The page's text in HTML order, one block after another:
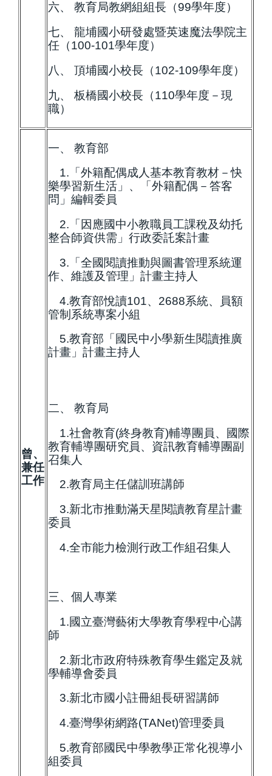
六、 教育局教網組組長（99學年度）
七、 龍埔國小研發處暨英速魔法學院主
任（100-101學年度）
八、 頂埔國小校長（102-109學年度）
九、 板橋國小校長（110學年度－現
職）
曾、
兼任
工作
一、 教育部
1.「外籍配偶成人基本教育教材－快
樂學習新生活」、「外籍配偶－答客
問」編輯委員
2.「因應國中小教職員工課稅及幼托
整合師資供需」行政委託案計畫
3.「全國閱讀推動與圖書管理系統運
作、維護及管理」計畫主持人
4.教育部悅讀101、2688系統、員額
管制系統專案小組
5.教育部「國民中小學新生閱讀推廣
計畫」計畫主持人
二、 教育局
1.社會教育(終身教育)輔導團員、國際
教育輔導團研究員、資訊教育輔導團副
召集人
2.教育局主任儲訓班講師
3.新北市推動滿天星閱讀教育星計畫
委員
4.全市能力檢測行政工作組召集人
三、個人專業
1.國立臺灣藝術大學教育學程中心講
師
2.新北市政府特殊教育學生鑑定及就
學輔導會委員
3.新北市國小註冊組長研習講師
4.臺灣學術網路(TANet)管理委員
5.教育部國民中學教學正常化視導小
組委員